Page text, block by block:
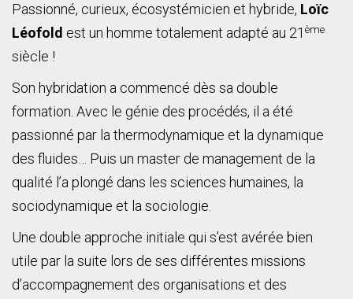
Passionné, curieux, écosystémicien et hybride, Loïc
Léofold est un homme totalement adapté au 21 ème
siècle !
Son hybridation a commencé dès sa double
formation. Avec le génie des procédés, il a été
passionné par la thermodynamique et la dynamique
des fluides… Puis un master de management de la
qualité l’a plongé dans les sciences humaines, la
sociodynamique et la sociologie.
Une double approche initiale qui s’est avérée bien
utile par la suite lors de ses différentes missions
d’accompagnement des organisations et des